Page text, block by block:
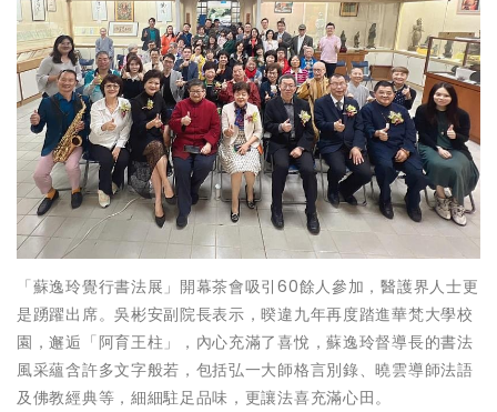
「蘇逸玲覺行書法展」開幕茶會吸引60餘人參加，醫護界人士更
是踴躍出席。吳彬安副院長表示，暌違九年再度踏進華梵大學校
園，邂逅「阿育王柱」，內心充滿了喜悅，蘇逸玲督導長的書法
風采蘊含許多文字般若，包括弘一大師格言別錄、曉雲導師法語
及佛教經典等，細細駐足品味，更讓法喜充滿心田。